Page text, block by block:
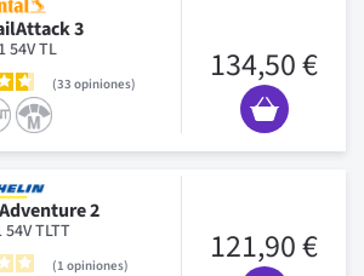
3
54V TL
33 opiniones 134,50 €
2
TLTT
1 opiniones 121,90 €